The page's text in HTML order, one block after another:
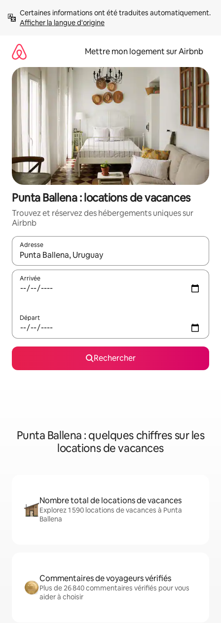
directement
Afficher la langue d'origine
Mettre mon logement sur Airbnb
Punta Ballena : locations de vacances
Trouvez et réservez des hébergements uniques sur
Airbnb
Adresse
Lorsque les résultats s'affichent, utilisez les flèches vers le
Arrivée
Départ
Rechercher
Punta Ballena : quelques chiffres sur les
locations de vacances
Nombre total de locations de vacances
Explorez 1 590 locations de vacances à Punta
Ballena
Commentaires de voyageurs vérifiés
Plus de 26 840 commentaires vérifiés pour vous
aider à choisir